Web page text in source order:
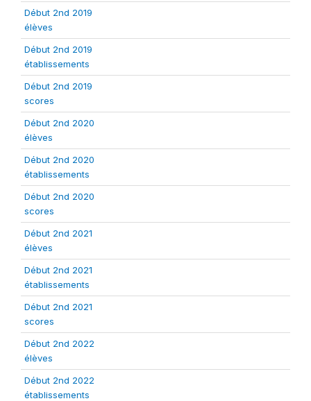
Début 2nd 2019
élèves
Début 2nd 2019
établissements
Début 2nd 2019
scores
Début 2nd 2020
élèves
Début 2nd 2020
établissements
Début 2nd 2020
scores
Début 2nd 2021
élèves
Début 2nd 2021
établissements
Début 2nd 2021
scores
Début 2nd 2022
élèves
Début 2nd 2022
établissements